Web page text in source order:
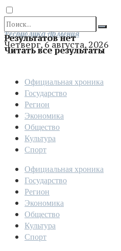
Результатов нет
Читать все результаты
Отправить
Республика Армения
Четверг, 6 августа, 2026
Официальная хроника
Государство
Регион
Экономика
Общество
Культура
Спорт
Официальная хроника
Государство
Регион
Экономика
Общество
Культура
Спорт